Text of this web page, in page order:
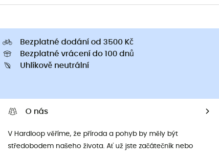
Bezplatné dodání od 3500 Kč
Bezplatné vrácení do 100 dnů
Uhlíkově neutrální
O nás
V Hardloop věříme, že příroda a pohyb by měly být
středobodem našeho života. Ať už jste začátečník nebo